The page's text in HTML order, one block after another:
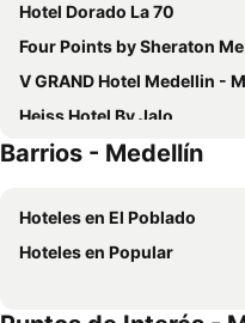
Hotel Dorado La 70
Four Points by Sheraton Medellin
V GRAND Hotel Medellin - Member of Radisson Individuals
Heiss Hotel By Jalo
Hotel Greenview Medellin
Novotel Medellin El Tesoro
The Art Hotel Medellin
Barrios - Medellín
Hoteles en El Poblado
Hoteles en Popular